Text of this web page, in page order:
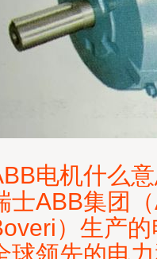
电机什么
士ABB集团
）生产